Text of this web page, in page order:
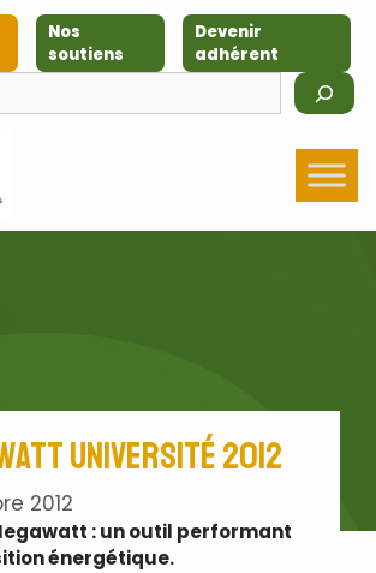
Nos
soutiens
Devenir
adhérent
Université 2012
2012
: un outil performant
énergétique.